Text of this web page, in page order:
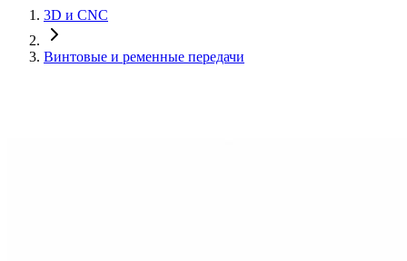
3D и CNC
Винтовые и ременные передачи